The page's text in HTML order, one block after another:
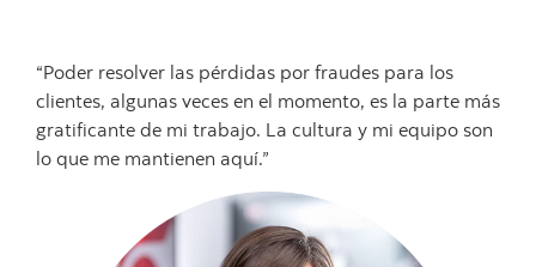
“Poder resolver las pérdidas por fraudes para los
clientes, algunas veces en el momento, es la parte más
gratificante de mi trabajo. La cultura y mi equipo son
lo que me mantienen aquí.”